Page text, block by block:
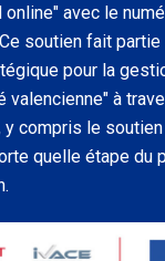
online" avec le
soutien fait
pour la
valencienne" à
compris le
quelle étape du